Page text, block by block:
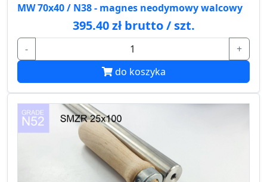
MW 70x40 / N38 - magnes neodymowy walcowy
395.40 zł brutto / szt.
-
+
do koszyka